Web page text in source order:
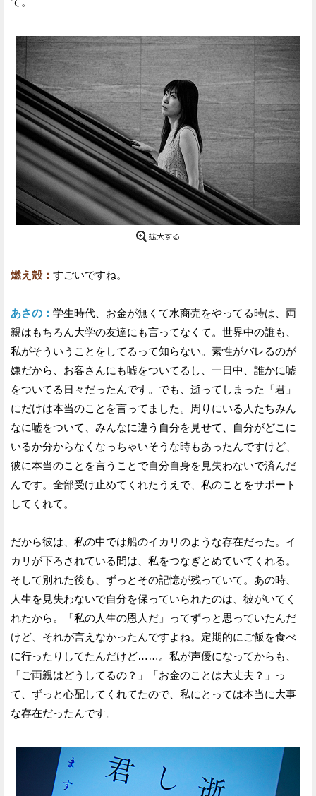
燃え殻： すごいですね。
あさの： 学生時代、お金が無くて水商売をやってる時は、両
親はもちろん大学の友達にも言ってなくて。世界中の誰も、
私がそういうことをしてるって知らない。素性がバレるのが
嫌だから、お客さんにも嘘をついてるし、一日中、誰かに嘘
をついてる日々だったんです。でも、逝ってしまった「君」
にだけは本当のことを言ってました。周りにいる人たちみん
なに嘘をついて、みんなに違う自分を見せて、自分がどこに
いるか分からなくなっちゃいそうな時もあったんですけど、
彼に本当のことを言うことで自分自身を見失わないで済んだ
んです。全部受け止めてくれたうえで、私のことをサポート
してくれて。
だから彼は、私の中では船のイカリのような存在だった。イ
カリが下ろされている間は、私をつなぎとめていてくれる。
そして別れた後も、ずっとその記憶が残っていて。あの時、
人生を見失わないで自分を保っていられたのは、彼がいてく
れたから。「私の人生の恩人だ」ってずっと思っていたんだ
けど、それが言えなかったんですよね。定期的にご飯を食べ
に行ったりしてたんだけど……。私が声優になってからも、
「ご両親はどうしてるの？」「お金のことは大丈夫？」っ
て、ずっと心配してくれてたので、私にとっては本当に大事
な存在だったんです。